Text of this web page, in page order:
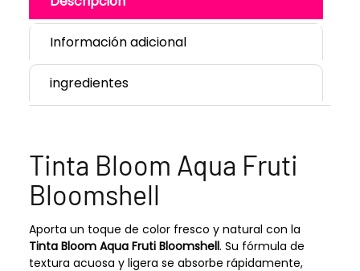
Información adicional
ingredientes
Tinta Bloom Aqua Fruti
Bloomshell
Aporta un toque de color fresco y natural con la
Tinta Bloom Aqua Fruti Bloomshell. Su fórmula de
textura acuosa y ligera se absorbe rápidamente,